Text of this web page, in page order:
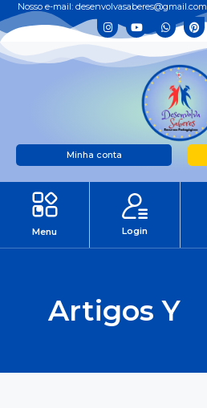
Nosso e-mail: desenvolvasaberes@gmail.com
Minha conta
Menu Login
Artigos Y